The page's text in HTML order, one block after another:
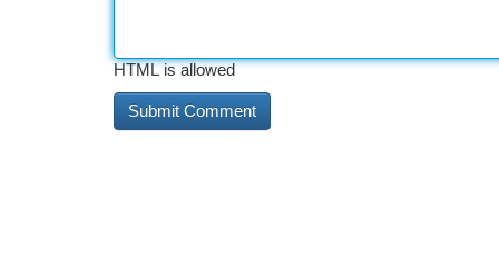
HTML is allowed